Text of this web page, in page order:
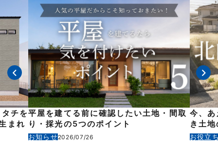
土地・間取 今、あえて選ぶ人が増えている！？北向
き土地の意外な魅力
お役立ち情報